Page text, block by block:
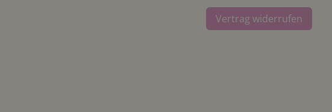
Vertrag widerrufen